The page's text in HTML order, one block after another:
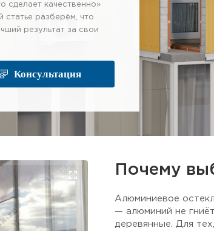
сделает качественно»
статье разберём, что
результат за свои
Консультация
Почему
Алюминиевое
— алюминий не
деревянные. Для